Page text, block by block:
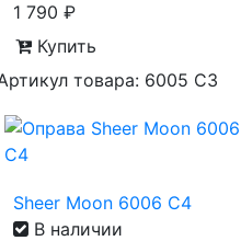
1 790 ₽
Купить
товара: 6005 С3
Sheer Moon 6006 С4
В наличии